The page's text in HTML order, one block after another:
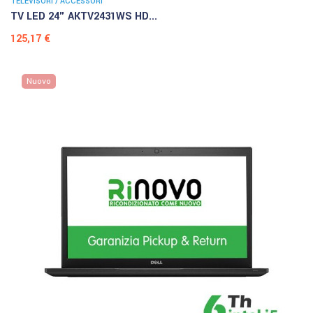
TV LED 24" AKTV2431WS HD...
Prezzo
125,17 €
Nuovo